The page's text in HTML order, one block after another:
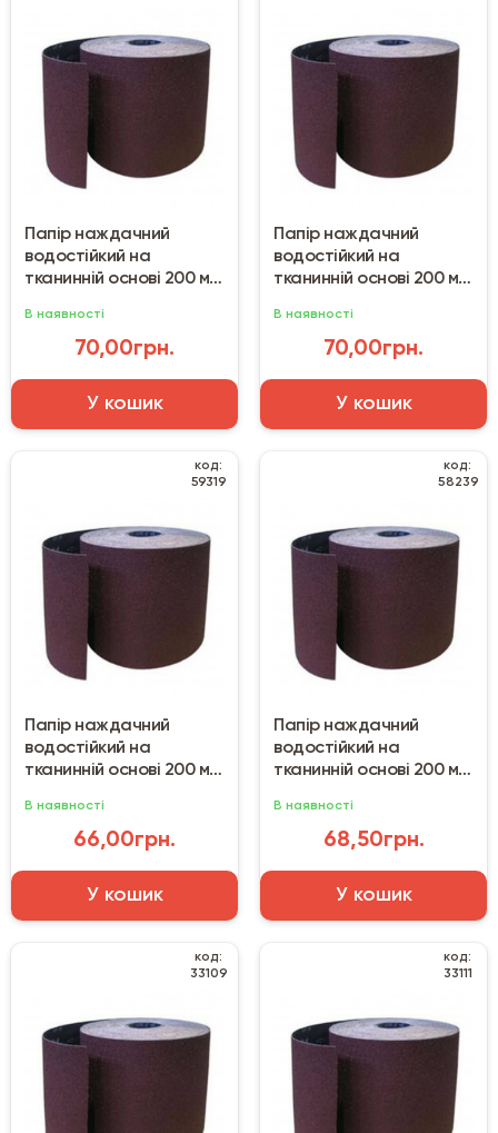
Папір наждачний
водостійкий на
тканинній основі 200 мм
В наявності
70,00грн.
У кошик
Папір наждачний
водостійкий на
тканинній основі 200 мм
В наявності
70,00грн.
У кошик
код:
59319
Папір наждачний
водостійкий на
тканинній основі 200 мм
В наявності
66,00грн.
У кошик
код:
58239
Папір наждачний
водостійкий на
тканинній основі 200 мм
В наявності
68,50грн.
У кошик
код:
33109
код:
33111